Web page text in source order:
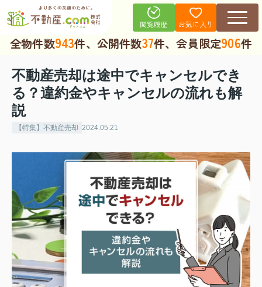
閲覧履歴 お気に入り
全物件数943件、公開件数37件、会員限定906件
不動産売却は途中でキャンセルでき
る？違約金やキャンセルの流れも解
説
【特集】不動産売却 2024.05.21